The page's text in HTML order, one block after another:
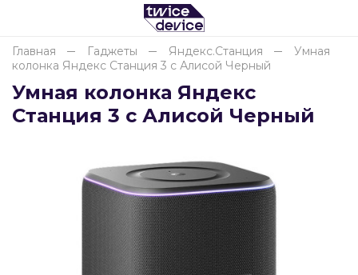
Главная Гаджеты Яндекс.Станция
Умная
колонка Яндекс Станция 3 с Алисой Черный
Умная колонка Яндекс
Станция 3 с Алисой Черный
Разбейте
на части
без переплат
График платежей